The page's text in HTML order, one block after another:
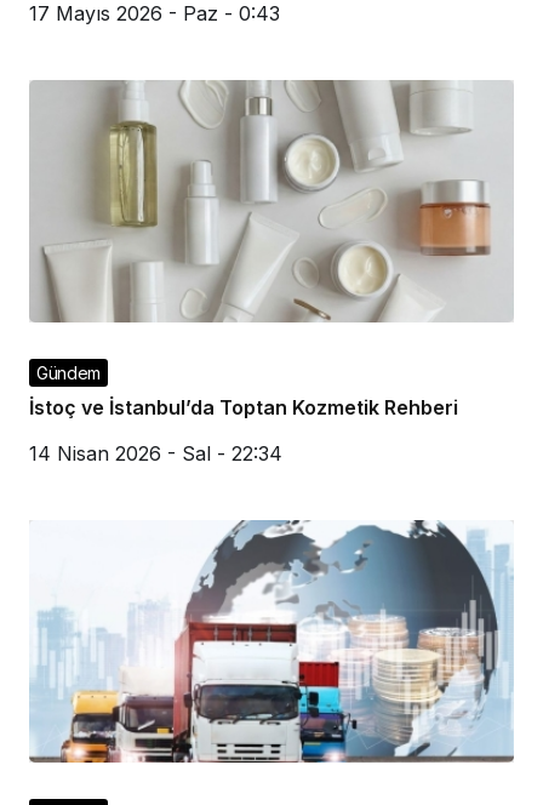
17 Mayıs 2026 - Paz - 0:43
Gündem
İstoç ve İstanbul’da Toptan Kozmetik Rehberi
14 Nisan 2026 - Sal - 22:34